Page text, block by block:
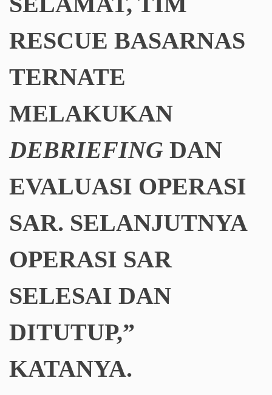
RESCUE BASARNAS
TERNATE
MELAKUKAN
DEBRIEFING DAN
EVALUASI OPERASI
SAR. SELANJUTNYA
OPERASI SAR
SELESAI DAN
DITUTUP,”
KATANYA.